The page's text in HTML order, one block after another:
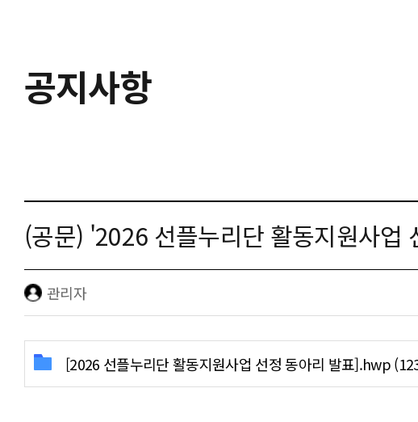
공지사항
(공문) '2026 선플누리단 활동지원사업
관리자
[2026 선플누리단 활동지원사업 선정 동아리 발표].hwp